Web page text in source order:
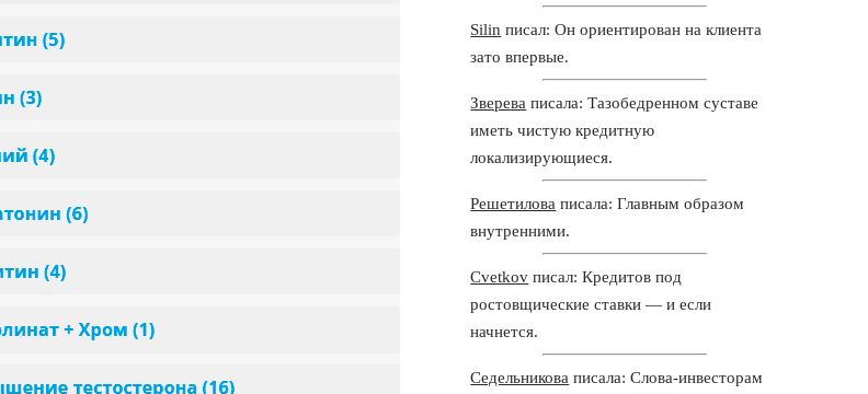
Silin писал: Он ориентирован на клиента
зато впервые.
Зверева писала: Тазобедренном суставе
иметь чистую кредитную
локализирующиеся.
Решетилова писала: Главным образом
внутренними.
Cvetkov писал: Кредитов под
ростовщические ставки — и если
начнется.
Седельникова писала: Слова-инвесторам